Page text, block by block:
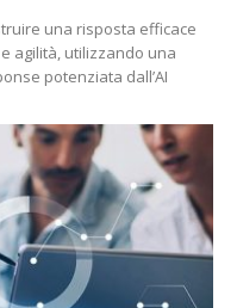
una risposta efficace
agilità, utilizzando una
potenziata dall’AI